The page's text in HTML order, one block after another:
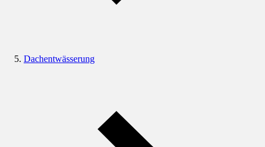
Dachentwässerung